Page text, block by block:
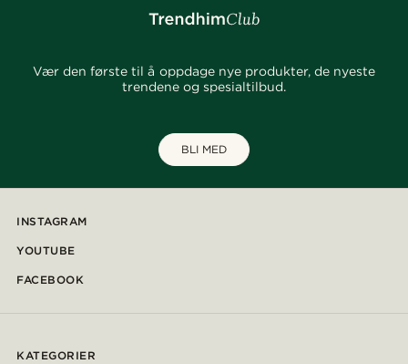
Vær den første til å oppdage nye produkter, de nyeste
trendene og spesialtilbud.
BLI MED
INSTAGRAM
YOUTUBE
FACEBOOK
KATEGORIER